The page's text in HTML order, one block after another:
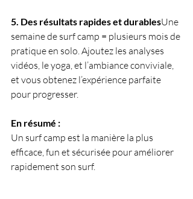
5. Des résultats rapides et durablesUne
semaine de surf camp = plusieurs mois de
pratique en solo. Ajoutez les analyses
vidéos, le yoga, et l’ambiance conviviale,
et vous obtenez l’expérience parfaite
pour progresser.
En résumé :
Un surf camp est la manière la plus
efficace, fun et sécurisée pour améliorer
rapidement son surf.